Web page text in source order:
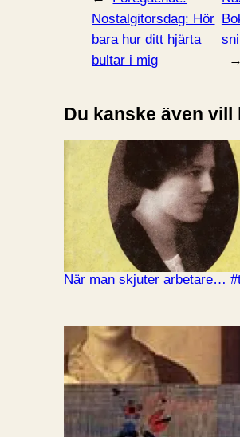
Nostalgitorsdag: Hör
bara hur ditt hjärta
bultar i mig
→
Du kanske även vill
När man skjuter arbetare…